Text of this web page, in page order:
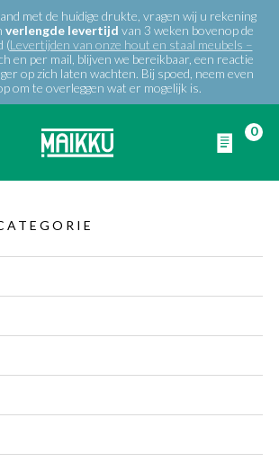
met de huidige drukte, vragen wij u rekening
verlengde levertijd van 3 weken bovenop de
(Levertijden van onze hout en staal meubels –
en per mail, blijven we bereikbaar, een reactie
op zich laten wachten. Bij spoed, neem even
om te overleggen wat er mogelijk is.
0
BLOG